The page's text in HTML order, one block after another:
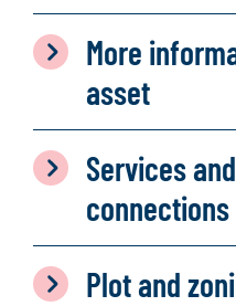
More
asset
Services
connections
Plot and